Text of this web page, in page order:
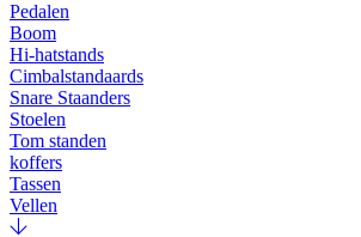
Pedalen
Boom
Hi-hatstands
Cimbalstandaards
Snare Staanders
Stoelen
Tom standen
koffers
Tassen
Vellen